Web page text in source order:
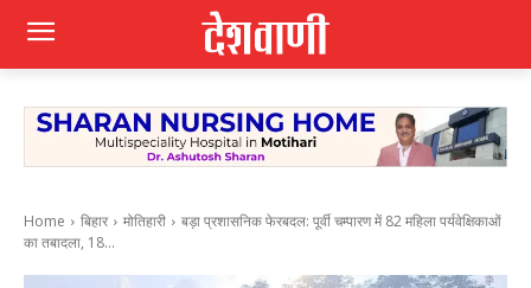
Home बिहार मोतिहारी
बड़ा प्रशासनिक फेरबदल: पूर्वी चम्पारण में 82 महिला पर्यवेक्षिकाओं
का तबादला, 18...